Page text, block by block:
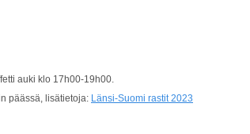
auki klo 17h00-19h00.
päässä, lisätietoja: Länsi-Suomi rastit 2023